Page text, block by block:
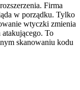
Firma
w porządku. Tylko
wtyczki zmienia
atakującego. To
skanowaniu kodu